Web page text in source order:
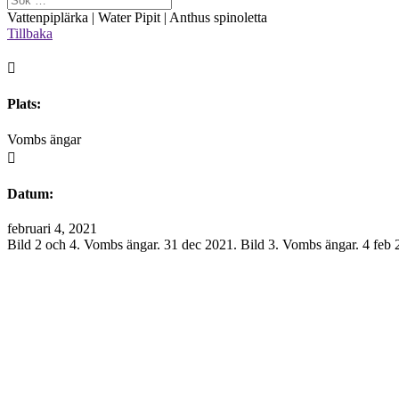
Vattenpiplärka | Water Pipit | Anthus spinoletta
Tillbaka

Plats:
Vombs ängar

Datum:
februari 4, 2021
Bild 2 och 4. Vombs ängar. 31 dec 2021. Bild 3. Vombs ängar. 4 feb